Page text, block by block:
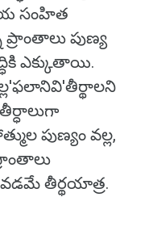
సంహిత
ప్రాంతాలు పుణ్య
ఎక్కుతాయి.
పుణ్యం వల్ల,
తీర్థయాత్ర.